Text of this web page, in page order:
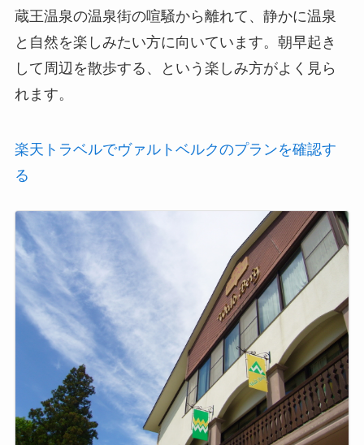
蔵王温泉の温泉街の喧騒から離れて、静かに温泉
と自然を楽しみたい方に向いています。朝早起き
して周辺を散歩する、という楽しみ方がよく見ら
れます。
楽天トラベルでヴァルトベルクのプランを確認す
る